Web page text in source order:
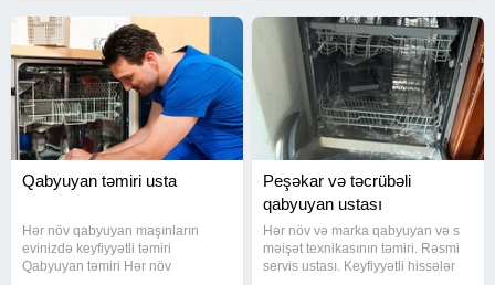
Qabyuyan təmiri usta
Hər növ qabyuyan maşınların
evinizdə keyfiyyətli təmiri
Qabyuyan təmiri Hər növ
Peşəkar və təcrübəli
qabyuyan ustası
Hər növ və marka qabyuyan və s
məişət texnikasının təmiri. Rəsmi
servis ustası. Keyfiyyətli hissələr